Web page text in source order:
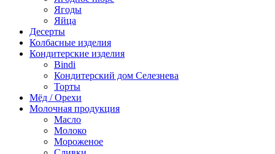
Ягоды
Яйца
Десерты
Колбасные изделия
Кондитерские изделия
Bindi
Кондитерский дом Селезнева
Торты
Мёд / Орехи
Молочная продукция
Масло
Молоко
Мороженое